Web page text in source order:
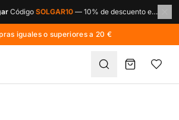
Código SOLGAR10 — 10% de descuento en toda la marca Solgar.
iguales o superiores a 20 €